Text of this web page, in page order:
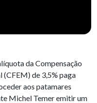
da Compensação
(CFEM) de 3,5% paga
aos patamares
Michel Temer emitir um